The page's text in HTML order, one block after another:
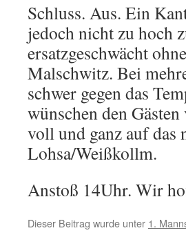
Schluss. Aus. Ein
jedoch nicht zu hoch
ersatzgeschwächt
Malschwitz. Bei
schwer gegen das
wünschen den
voll und ganz auf das
Lohsa/Weißkollm.
Anstoß 14Uhr. Wir
Dieser Beitrag wurde unter 1.